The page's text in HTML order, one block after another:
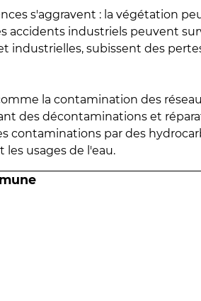
s'aggravent : la végétation
accidents industriels peuvent
industrielles, subissent des
la contamination des
des décontaminations et
contaminations par des
les usages de l'eau.